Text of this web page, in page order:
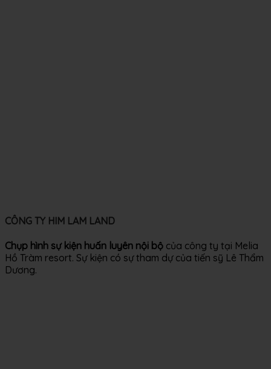
CÔNG TY HIM LAM LAND
Chụp hình sự kiện huấn luyên nội bộ của công ty tại Melia
Hồ Tràm resort. Sự kiện có sự tham dự của tiến sỹ Lê Thẩm
Dương.